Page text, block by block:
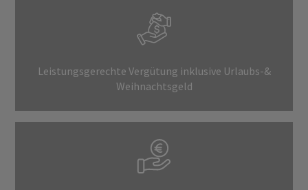
Leistungsgerechte Vergütung inklusive Urlaubs-&
Weihnachtsgeld